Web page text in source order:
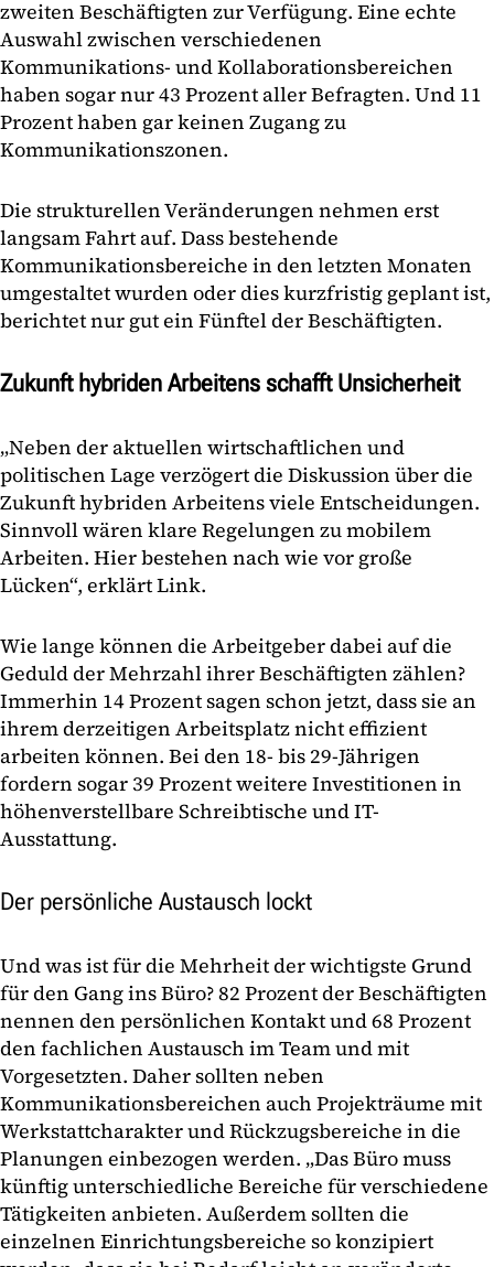
zweiten Beschäftigten zur Verfügung. Eine echte
Auswahl zwischen verschiedenen
Kommunikations- und Kollaborationsbereichen
haben sogar nur 43 Prozent aller Befragten. Und 11
Prozent haben gar keinen Zugang zu
Kommunikationszonen.
Die strukturellen Veränderungen nehmen erst
langsam Fahrt auf. Dass bestehende
Kommunikationsbereiche in den letzten Monaten
umgestaltet wurden oder dies kurzfristig geplant ist,
berichtet nur gut ein Fünftel der Beschäftigten.
Zukunft hybriden Arbeitens schafft Unsicherheit
„Neben der aktuellen wirtschaftlichen und
politischen Lage verzögert die Diskussion über die
Zukunft hybriden Arbeitens viele Entscheidungen.
Sinnvoll wären klare Regelungen zu mobilem
Arbeiten. Hier bestehen nach wie vor große
Lücken“, erklärt Link.
Wie lange können die Arbeitgeber dabei auf die
Geduld der Mehrzahl ihrer Beschäftigten zählen?
Immerhin 14 Prozent sagen schon jetzt, dass sie an
ihrem derzeitigen Arbeitsplatz nicht effizient
arbeiten können. Bei den 18- bis 29-Jährigen
fordern sogar 39 Prozent weitere Investitionen in
höhenverstellbare Schreibtische und IT-
Ausstattung.
Der persönliche Austausch lockt
Und was ist für die Mehrheit der wichtigste Grund
für den Gang ins Büro? 82 Prozent der Beschäftigten
nennen den persönlichen Kontakt und 68 Prozent
den fachlichen Austausch im Team und mit
Vorgesetzten. Daher sollten neben
Kommunikationsbereichen auch Projekträume mit
Werkstattcharakter und Rückzugsbereiche in die
Planungen einbezogen werden. „Das Büro muss
künftig unterschiedliche Bereiche für verschiedene
Tätigkeiten anbieten. Außerdem sollten die
einzelnen Einrichtungsbereiche so konzipiert